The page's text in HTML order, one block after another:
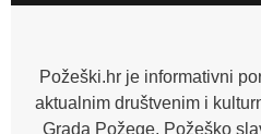
o
f
Požeški.hr je informativni
aktualnim društvenim i
Grada Požege, Požeško